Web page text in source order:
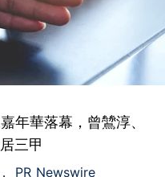
年華落幕，曾鷥淳、
三甲
PR Newswire